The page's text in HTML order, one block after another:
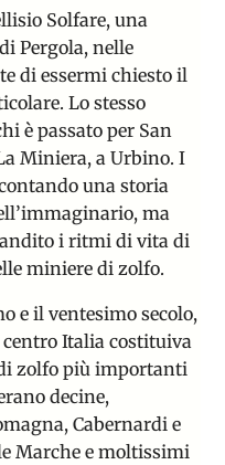
Solfare, una
Pergola, nelle
di essermi chiesto il
Lo stesso
è passato per San
Miniera, a Urbino. I
una storia
ma
i ritmi di vita di
miniere di zolfo.
e il ventesimo secolo,
centro Italia costituiva
zolfo più importanti
decine,
Cabernardi e
Marche e moltissimi